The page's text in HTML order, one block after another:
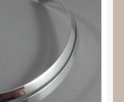
Submenu
uitvouwen